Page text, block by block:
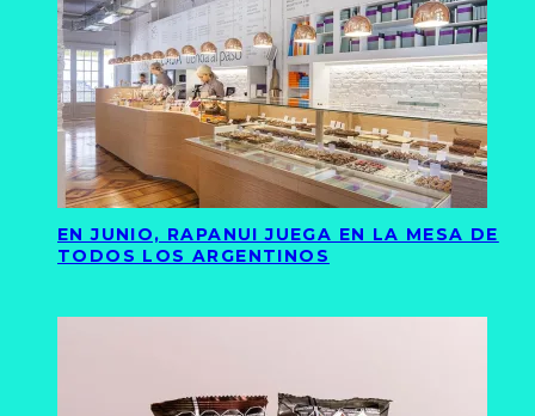
EN JUNIO, RAPANUI JUEGA EN LA MESA DE
TODOS LOS ARGENTINOS